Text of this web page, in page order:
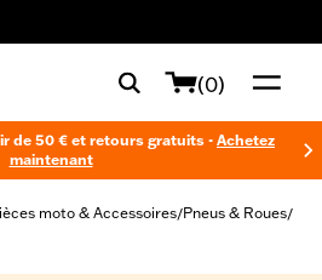
(0)
de 50 € et retours gratuits - Achetez
maintenant
moto & Accessoires/Pneus & Roues/